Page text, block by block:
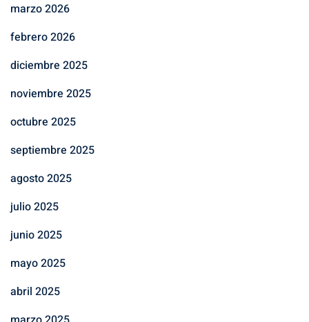
marzo 2026
febrero 2026
diciembre 2025
noviembre 2025
octubre 2025
septiembre 2025
agosto 2025
julio 2025
junio 2025
mayo 2025
abril 2025